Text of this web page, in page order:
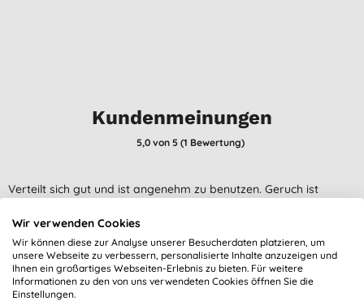
Kundenmeinungen
5,0von 5 (1 Bewertung)
Verteilt sich gut und ist angenehm zu benutzen. Geruch ist
26.03.2025
Alle Bewertungen stammen von verifizierten Kunden, die nach
Wir verwenden Cookies
Wir können diese zur Analyse unserer Besucherdaten platzieren, um
unsere Webseite zu verbessern, personalisierte Inhalte anzuzeigen und
Ihnen ein großartiges Webseiten-Erlebnis zu bieten. Für weitere
Informationen zu den von uns verwendeten Cookies öffnen Sie die
Einstellungen.